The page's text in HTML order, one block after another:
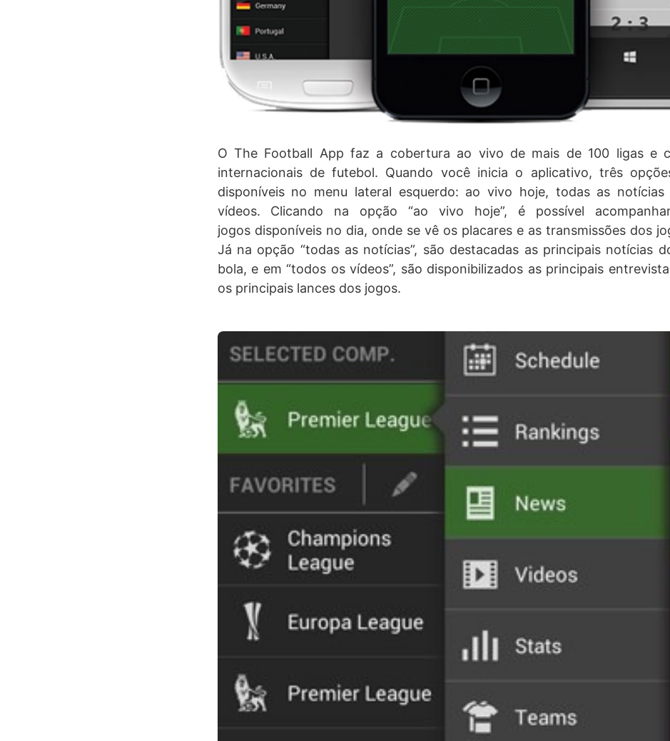
O The Football App faz a cobertura ao vivo de mais de 100 ligas e
internacionais de futebol. Quando você inicia o aplicativo, três
disponíveis no menu lateral esquerdo: ao vivo hoje, todas as
vídeos. Clicando na opção “ao vivo hoje”, é possível
jogos disponíveis no dia, onde se vê os placares e as transmissões dos
Já na opção “todas as notícias”, são destacadas as principais notícias
bola, e em “todos os vídeos”, são disponibilizados as principais
os principais lances dos jogos.